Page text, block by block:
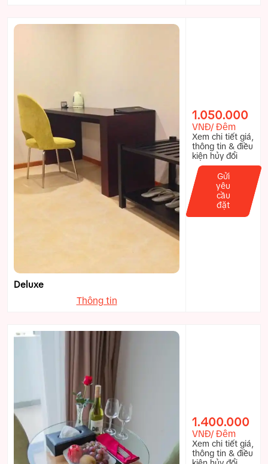
Deluxe
Thông tin
1.050.000
VNĐ/ Đêm
Xem chi tiết giá,
thông tin & điều
kiện hủy đổi
Gửi
yêu
cầu
đặt
1.400.000
VNĐ/ Đêm
Xem chi tiết giá,
thông tin & điều